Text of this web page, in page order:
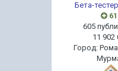
Бета-
605
11 902
Город: